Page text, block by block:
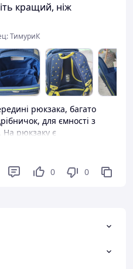
кращий, ніж
ТимуриК
рюкзака, багато
для ємності з
На рюкзаку є
і для хлопчика, і для
0 0